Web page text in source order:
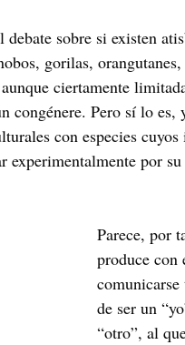
sobre si existen
gorilas,
ciertamente
congénere. Pero sí lo
con especies
por
Parece, por
produce
de ser un
“otro”, al